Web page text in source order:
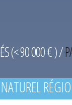
(< 90 000 € )/